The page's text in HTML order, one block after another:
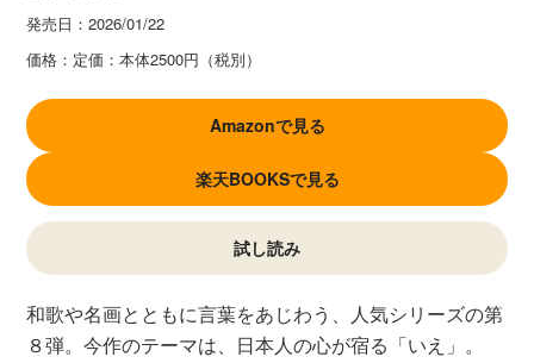
発売日：2026/01/22
価格： 定価：本体2500円（税別）
Amazonで見る
楽天BOOKSで見る
試し読み
和歌や名画とともに言葉をあじわう、人気シリーズの第
８弾。今作のテーマは、日本人の心が宿る「いえ」。